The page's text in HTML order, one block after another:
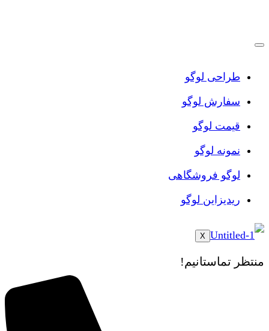
طراحی لوگو
سفارش لوگو
قیمت لوگو
نمونه لوگو
لوگو فروشگاهی
ریدیزاین لوگو
X
منتظر تماستانیم!